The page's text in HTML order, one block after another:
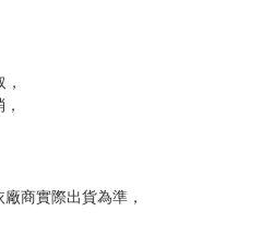
後準時取貨。